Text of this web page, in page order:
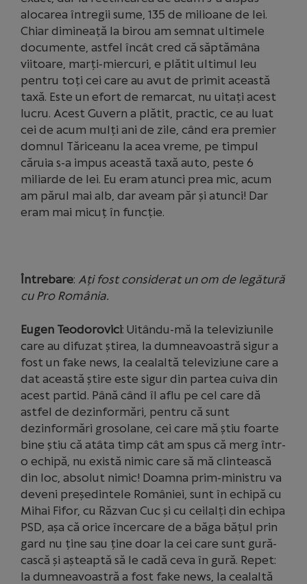
alocarea întregii sume, 135 de milioane de lei.
Chiar dimineață la birou am semnat ultimele
documente, astfel încât cred că săptămâna
viitoare, marți-miercuri, e plătit ultimul leu
pentru toți cei care au avut de primit această
taxă. Este un efort de remarcat, nu uitați acest
lucru. Acest Guvern a plătit, practic, ce au luat
cei de acum mulți ani de zile, când era premier
domnul Tăriceanu la acea vreme, pe timpul
căruia s-a impus această taxă auto, peste 6
miliarde de lei. Eu eram atunci prea mic, acum
am părul mai alb, dar aveam păr și atunci! Dar
eram mai micuț în funcție.
Întrebare: Ați fost considerat un om de legătură
cu Pro România.
Eugen Teodorovici: Uitându-mă la televiziunile
care au difuzat știrea, la dumneavoastră sigur a
fost un fake news, la cealaltă televiziune care a
dat această știre este sigur din partea cuiva din
acest partid. Până când îl aflu pe cel care dă
astfel de dezinformări, pentru că sunt
dezinformări grosolane, cei care mă știu foarte
bine știu că atâta timp cât am spus că merg într-
o echipă, nu există nimic care să mă clintească
din loc, absolut nimic! Doamna prim-ministru va
deveni președintele României, sunt în echipă cu
Mihai Fifor, cu Răzvan Cuc și cu ceilalți din echipa
PSD, așa că orice încercare de a băga bățul prin
gard nu ține sau ține doar la cei care sunt gură-
cască și așteaptă să le cadă ceva în gură. Repet:
la dumneavoastră a fost fake news, la cealaltă